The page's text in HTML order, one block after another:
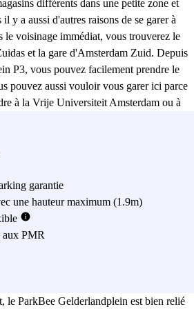
différents dans une petite zone et
y a aussi d'autres raisons de se garer à
le voisinage immédiat, vous trouverez le
et la gare d'Amsterdam Zuid. Depuis
P3, vous pouvez facilement prendre le
pouvez aussi vouloir vous garer ici parce
à la Vrije Universiteit Amsterdam ou à
au ParkBee Gelderlandplein
trouve le Gijsbrecht van Aemstelpark.
quartier de Buitenveldert relie
Bos et constitue un endroit idéal pour
enfants jouer. Si vous préférez vous
Bos, il est également
le ParkBee Gelderlandplein est bien relié
garantie
une hauteur maximum (1.9m)
aux PMR